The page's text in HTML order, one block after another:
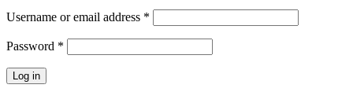
Username or email address *
Password *
Log in